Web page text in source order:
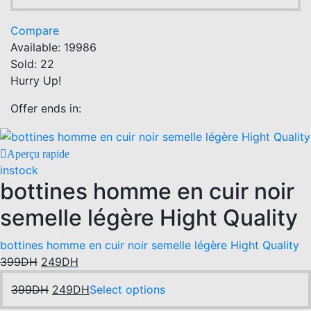
variants.
product
price
399DH.
price
product
chosen
product
page
Compare
Available: 19986
Sold: 22
Hurry Up!
Offer ends in:
Aperçu rapide
instock
bottines homme en cuir noir
semelle légère Hight Quality
bottines homme en cuir noir semelle légère Hight Quality
399DH Original
was:
249DH
is:
399DH Original
price
249DHCurrent
price
Select optionsThis
product